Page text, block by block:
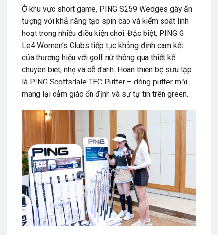
Ở khu vực short game, PING S259 Wedges gây ấn
tượng với khả năng tạo spin cao và kiểm soát linh
hoạt trong nhiều điều kiện chơi. Đặc biệt, PING G
Le4 Women’s Clubs tiếp tục khẳng định cam kết
của thương hiệu với golf nữ thông qua thiết kế
chuyên biệt, nhẹ và dễ đánh. Hoàn thiện bộ sưu tập
là PING Scottsdale TEC Putter – dòng putter mới
mang lại cảm giác ổn định và sự tự tin trên green.